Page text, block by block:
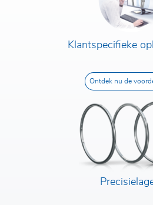
Klantspecifieke
Ontdek nu de